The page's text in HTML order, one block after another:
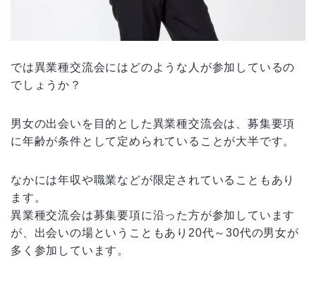
では異業種交流会にはどのような人が参加しているの
でしょうか？
男女の出会いを目的とした異業種交流会は、募集要項
に年齢が条件として定められていることが大半です。
なかには年収や職業などが限定されていることもあり
ます。
異業種交流会は募集要項に沿った方が参加しています
が、出会いの場ということもあり20代～30代の男女が
多く参加しています。